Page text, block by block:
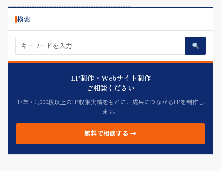
検索
LP制作・Webサイト制作
ご相談ください
17年・3,000枚以上のLP収集実績をもとに、成果につながるLPを制作し
ます。
無料で相談する →